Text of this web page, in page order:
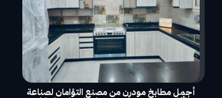
أجمل مطابخ مودرن من مصنع التؤامان لصناعة